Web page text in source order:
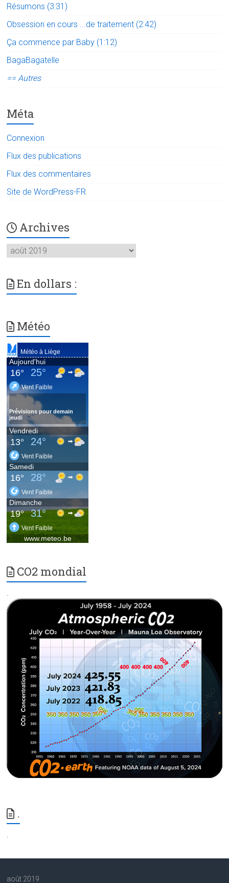
Résumons (3:31)
Obsession en cours ...de traitement (2:42)
Ça commence par Baby (1:12)
BagaBagatelle
== Autres
Méta
Connexion
Flux des publications
Flux des commentaires
Site de WordPress-FR
Archives
Archives
En dollars :
Météo
CO2 mondial
.
août 2019